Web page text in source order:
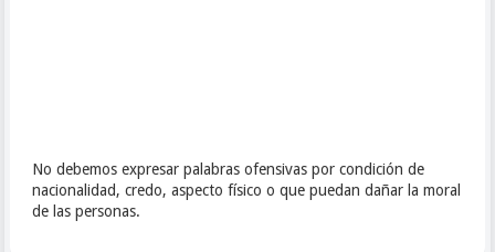
No debemos expresar palabras ofensivas por condición de
nacionalidad, credo, aspecto físico o que puedan dañar la moral
de las personas.